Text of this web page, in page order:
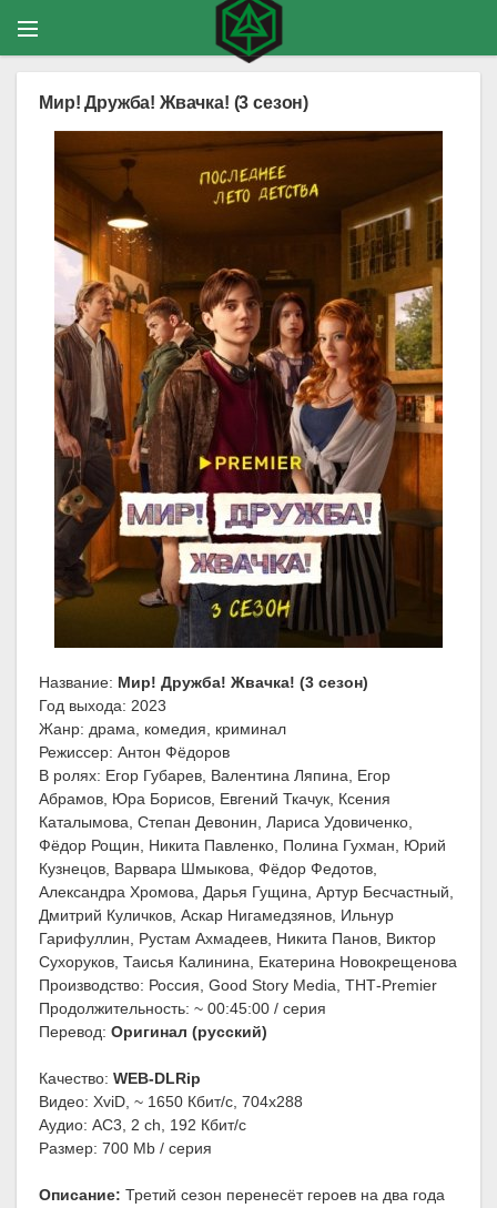
Мир! Дружба! Жвачка! (3 сезон)
Название: Мир! Дружба! Жвачка! (3 сезон)
Год выхода: 2023
Жанр: драма, комедия, криминал
Режиссер: Антон Фёдоров
В ролях: Егор Губарев, Валентина Ляпина, Егор
Абрамов, Юра Борисов, Евгений Ткачук, Ксения
Каталымова, Степан Девонин, Лариса Удовиченко,
Фёдор Рощин, Никита Павленко, Полина Гухман, Юрий
Кузнецов, Варвара Шмыкова, Фёдор Федотов,
Александра Хромова, Дарья Гущина, Артур Бесчастный,
Дмитрий Куличков, Аскар Нигамедзянов, Ильнур
Гарифуллин, Рустам Ахмадеев, Никита Панов, Виктор
Сухоруков, Таисья Калинина, Екатерина Новокрещенова
Производство: Россия, Good Story Media, ТНТ-Premier
Продолжительность: ~ 00:45:00 / серия
Перевод: Оригинал (русский)
Качество: WEB-DLRip
Видео: XviD, ~ 1650 Кбит/с, 704x288
Аудио: AC3, 2 ch, 192 Кбит/с
Размер: 700 Mb / серия
Описание: Третий сезон перенесёт героев на два года